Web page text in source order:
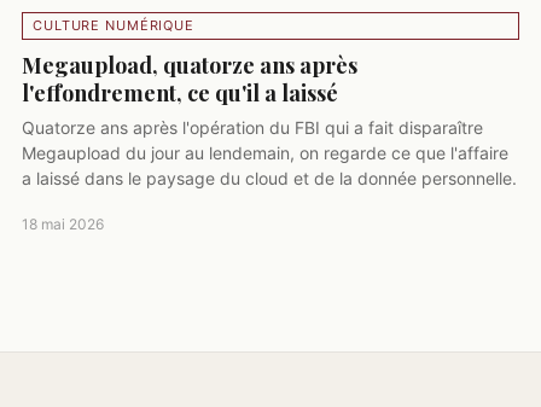
CULTURE NUMÉRIQUE
Megaupload, quatorze ans après
l'effondrement, ce qu'il a laissé
Quatorze ans après l'opération du FBI qui a fait disparaître
Megaupload du jour au lendemain, on regarde ce que l'affaire
a laissé dans le paysage du cloud et de la donnée personnelle.
18 mai 2026